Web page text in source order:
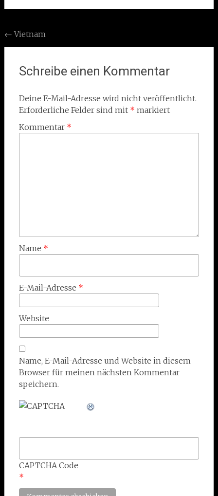
Post
navigation
← Vietnam
Schreibe einen Kommentar
Deine E-Mail-Adresse wird nicht veröffentlicht.
Erforderliche Felder sind mit * markiert
Kommentar *
Name *
E-Mail-Adresse *
Website
Name, E-Mail-Adresse und Website in diesem
Browser für meinen nächsten Kommentar
speichern.
CAPTCHA Code
*